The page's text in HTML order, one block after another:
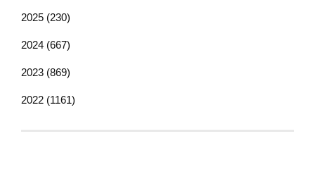
2025 (230)
2024 (667)
2023 (869)
2022 (1161)